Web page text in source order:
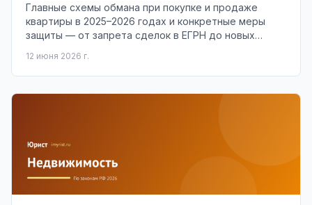
Главные схемы обмана при покупке и продаже
квартиры в 2025–2026 годах и конкретные меры
защиты — от запрета сделок в ЕГРН до новых
12 июня 2026 г.